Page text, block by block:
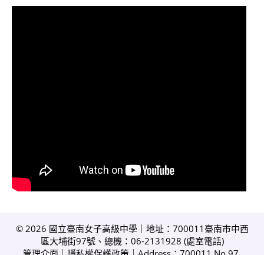
© 2026 國立臺南女子高級中學｜地址：700011臺南市中西
區大埔街97號、總機：06-2131928 (處室電話)